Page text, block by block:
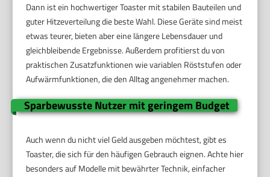
Dann ist ein hochwertiger Toaster mit stabilen Bauteilen und
guter Hitzeverteilung die beste Wahl. Diese Geräte sind meist
etwas teurer, bieten aber eine längere Lebensdauer und
gleichbleibende Ergebnisse. Außerdem profitierst du von
praktischen Zusatzfunktionen wie variablen Röststufen oder
Aufwärmfunktionen, die den Alltag angenehmer machen.
Sparbewusste Nutzer mit geringem Budget
Auch wenn du nicht viel Geld ausgeben möchtest, gibt es
Toaster, die sich für den häufigen Gebrauch eignen. Achte hier
besonders auf Modelle mit bewährter Technik, einfacher